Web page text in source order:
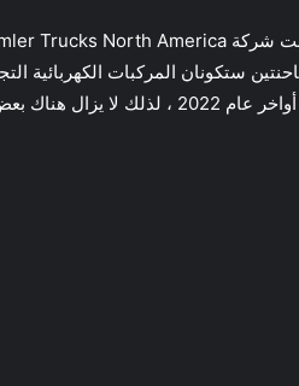
ستكونان المركبات الكهربائية
هناك بعض الانتظار قبل أن نبدأ في رؤيتها على طرقنا خاصة السريعة منها .